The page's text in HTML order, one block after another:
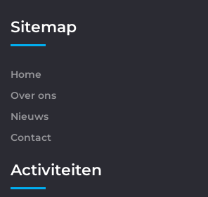
Sitemap
Home
Over ons
Nieuws
Contact
Activiteiten